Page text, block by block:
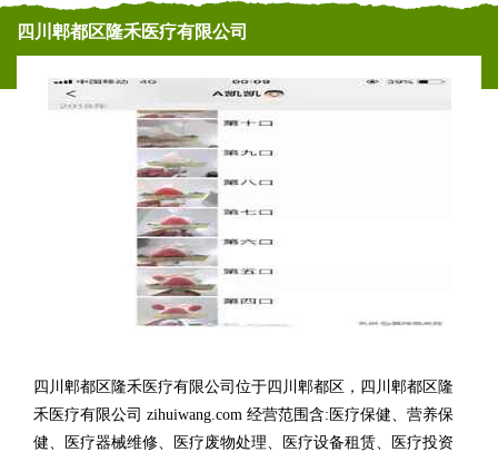
四川郫都区隆禾医疗有限公司
四川郫都区隆禾医疗有限公司位于四川郫都区，四川郫都区隆
禾医疗有限公司 zihuiwang.com 经营范围含:医疗保健、营养保
健、医疗器械维修、医疗废物处理、医疗设备租赁、医疗投资